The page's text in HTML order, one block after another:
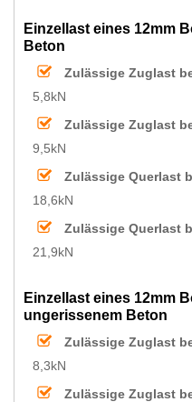
Einzellast eines 12mm
Beton
Zulässige Zuglast
5,8kN
Zulässige Zuglast
9,5kN
Zulässige Querlast
18,6kN
Zulässige Querlast
21,9kN
Einzellast eines 12mm
ungerissenem Beton
Zulässige Zuglast
8,3kN
Zulässige Zuglast